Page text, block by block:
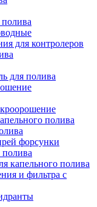
для контролеров
для полива
полива
форсунки
капельного полива
и фильтра с